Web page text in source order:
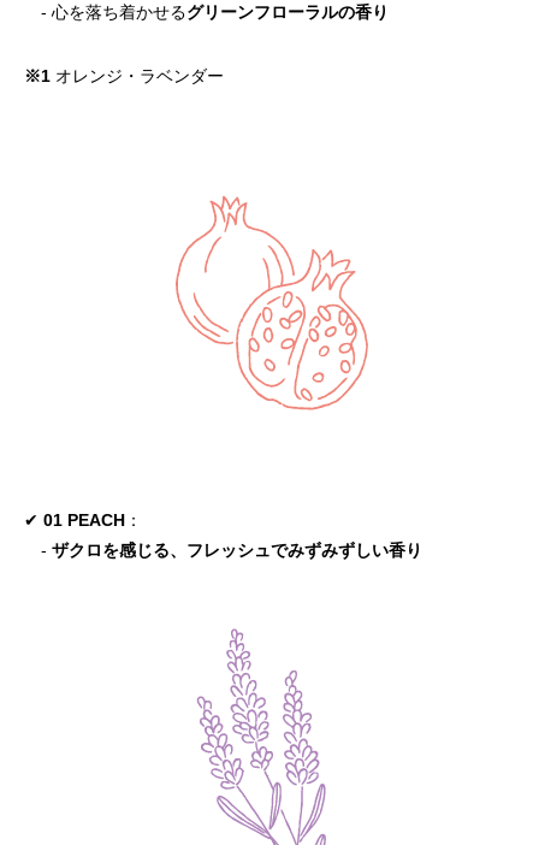
- 心を落ち着かせるグリーンフローラルの香り
※1 オレンジ・ラベンダー
✔ 01 PEACH ：
- ザクロを感じる、フレッシュでみずみずしい香り